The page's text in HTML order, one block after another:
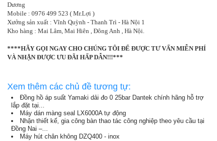
Dương
Mobile : 0976 499 523 ( Mr.Lợi )
Xưởng sản xuất : Vĩnh Quỳnh - Thanh Trì - Hà Nội 1
Kho hàng : Mai Lâm, Mai Hiên , Đông Anh , Hà Nội.
****HÃY GỌI NGAY CHO CHÚNG TÔI ĐỂ ĐƯỢC TƯ VẤN MIỄN PHÍ
VÀ NHẬN ĐƯỢC ƯU ĐÃI HẤP DẪN!!!***
Xem thêm các chủ đề tương tự:
Đồng hồ áp suất Yamaki dải đo 0 25bar Dantek chính hãng hỗ trợ
lắp đặt tại...
Máy dán màng seal LX6000A tự động
Nhận thiết kế, gia công bàn thao tác công nghiệp theo yêu cầu tại
Đồng Nai –...
Máy hút chân không DZQ400 - inox